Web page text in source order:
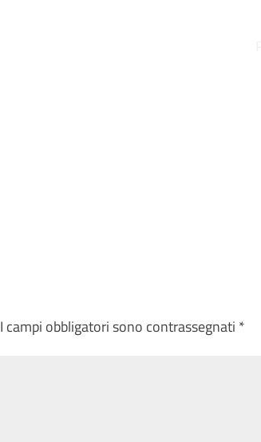
I campi obbligatori sono contrassegnati *